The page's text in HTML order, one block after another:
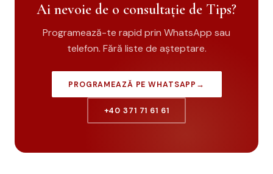
Ai nevoie de o consultație de Tips?
Programează-te rapid prin WhatsApp sau
telefon. Fără liste de așteptare.
PROGRAMEAZĂ PE WHATSAPP →
+40 371 71 61 61